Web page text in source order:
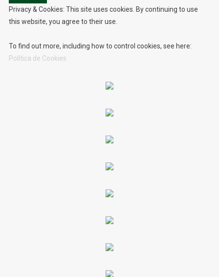
Privacy & Cookies: This site uses cookies. By continuing to use
this website, you agree to their use.
To find out more, including how to control cookies, see here:
Política de Cookies